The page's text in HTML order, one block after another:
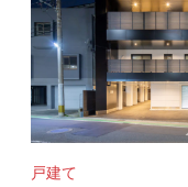
戸建て